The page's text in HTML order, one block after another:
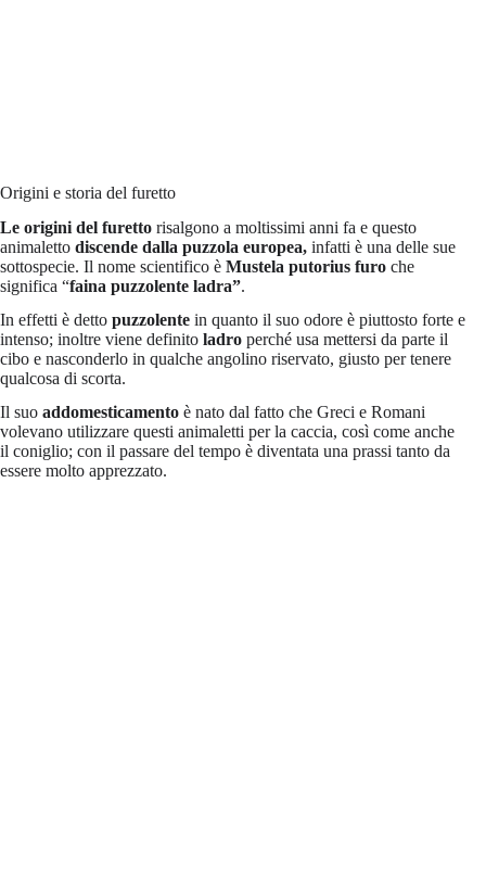
Origini e storia del furetto
Le origini del furetto risalgono a moltissimi anni fa e questo
animaletto discende dalla puzzola europea, infatti è una delle sue
sottospecie. Il nome scientifico è Mustela putorius furo che
significa “faina puzzolente ladra”.
In effetti è detto puzzolente in quanto il suo odore è piuttosto forte e
intenso; inoltre viene definito ladro perché usa mettersi da parte il
cibo e nasconderlo in qualche angolino riservato, giusto per tenere
qualcosa di scorta.
Il suo addomesticamento è nato dal fatto che Greci e Romani
volevano utilizzare questi animaletti per la caccia, così come anche
il coniglio; con il passare del tempo è diventata una prassi tanto da
essere molto apprezzato.